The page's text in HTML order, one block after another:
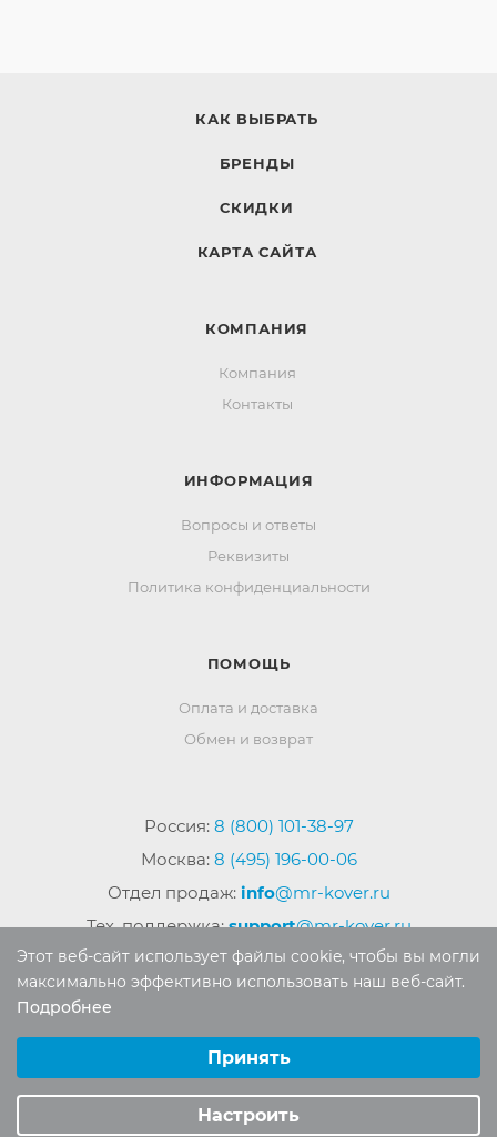
КАК ВЫБРАТЬ
БРЕНДЫ
СКИДКИ
КАРТА САЙТА
КОМПАНИЯ
Компания
Контакты
ИНФОРМАЦИЯ
Вопросы и ответы
Реквизиты
Политика конфиденциальности
ПОМОЩЬ
Оплата и доставка
Обмен и возврат
Россия: 8 (800) 101-38-97
Москва: 8 (495) 196-00-06
Отдел продаж: info@mr-kover.ru
Тех. поддержка:support@mr-kover.ru
материалов сайта без письменного разрешения
запрещено.
Этот веб-сайт использует файлы cookie, чтобы вы могли
максимально эффективно использовать наш веб-сайт.
Подробнее
Аналитические/Функциональные
Принять
Настроить